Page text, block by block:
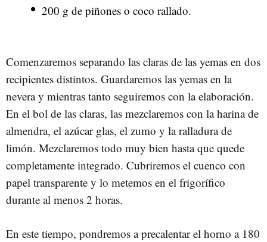
200 g de piñones o coco rallado.
Comenzaremos separando las claras de las yemas en dos
recipientes distintos. Guardaremos las yemas en la
nevera y mientras tanto seguiremos con la elaboración.
En el bol de las claras, las mezclaremos con la harina de
almendra, el azúcar glas, el zumo y la ralladura de
limón. Mezclaremos todo muy bien hasta que quede
completamente integrado. Cubriremos el cuenco con
papel transparente y lo metemos en el frigorífico
durante al menos 2 horas.
En este tiempo, pondremos a precalentar el horno a 180